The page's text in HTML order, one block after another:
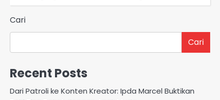
Cari
Cari
Recent Posts
Dari Patroli ke Konten Kreator: Ipda Marcel Buktikan